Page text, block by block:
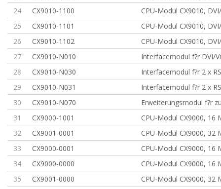
24
CX9010-1100
CPU-Modul CX9010,
25
CX9010-1101
CPU-Modul CX9010,
26
CX9010-1102
CPU-Modul CX9010,
27
CX9010-N010
Interfacemodul f?r DVI/
28
CX9010-N030
Interfacemodul f?r 2 x
29
CX9010-N031
Interfacemodul f?r 2 x
30
CX9010-N070
Erweiterungsmodul f?r
31
CX9000-1001
CPU-Modul CX9000, 16
32
CX9001-0001
CPU-Modul CX9000, 32
33
CX9000-0001
CPU-Modul CX9000, 16
34
CX9000-0000
CPU-Modul CX9000, 16
35
CX9001-0000
CPU-Modul CX9000, 32